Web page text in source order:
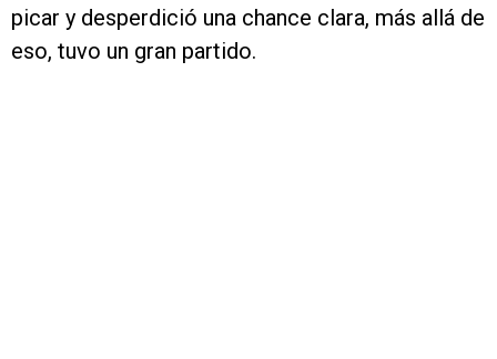
picar y desperdició una chance clara, más allá de
eso, tuvo un gran partido.